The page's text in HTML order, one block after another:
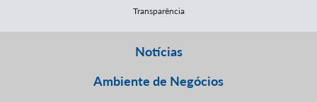
Transparência
Notícias
Ambiente de Negócios